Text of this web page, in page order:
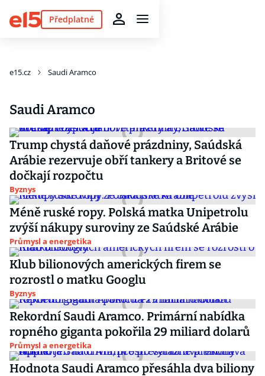
Předplatné
e15.cz Saudi Aramco
Saudi Aramco
Trump chystá daňové prázdniny, Saúdská
Arábie rezervuje obří tankery a Britové se
dočkají rozpočtu
Byznys
Méně ruské ropy. Polská matka Unipetrolu
zvýší nákupy suroviny ze Saúdské Arábie
Průmysl a energetika
Klub bilionových amerických firem se
rozrostl o matku Googlu
Byznys
Rekordní Saudi Aramco. Primární nabídka
ropného giganta pokořila 29 miliard dolarů
Průmysl a energetika
Hodnota Saudi Aramco přesáhla dva biliony